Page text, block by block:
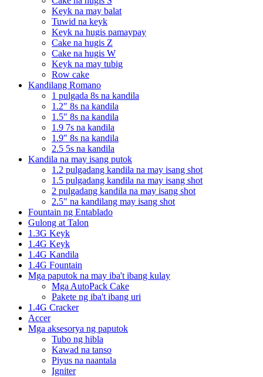
Keyk na may balat
Tuwid na keyk
Keyk na hugis pamaypay
Cake na hugis Z
Cake na hugis W
Keyk na may tubig
Row cake
Kandilang Romano
1 pulgada 8s na kandila
1.2″ 8s na kandila
1.5″ 8s na kandila
1.9 7s na kandila
1.9″ 8s na kandila
2.5 5s na kandila
Kandila na may isang putok
1.2 pulgadang kandila na may isang shot
1.5 pulgadang kandila na may isang shot
2 pulgadang kandila na may isang shot
2.5" na kandilang may isang shot
Fountain ng Entablado
Gulong at Talon
1.3G Keyk
1.4G Keyk
1.4G Kandila
1.4G Fountain
Mga paputok na may iba't ibang kulay
Mga AutoPack Cake
Pakete ng iba't ibang uri
1.4G Cracker
Accer
Mga aksesorya ng paputok
Tubo ng hibla
Kawad na tanso
Piyus na naantala
Igniter